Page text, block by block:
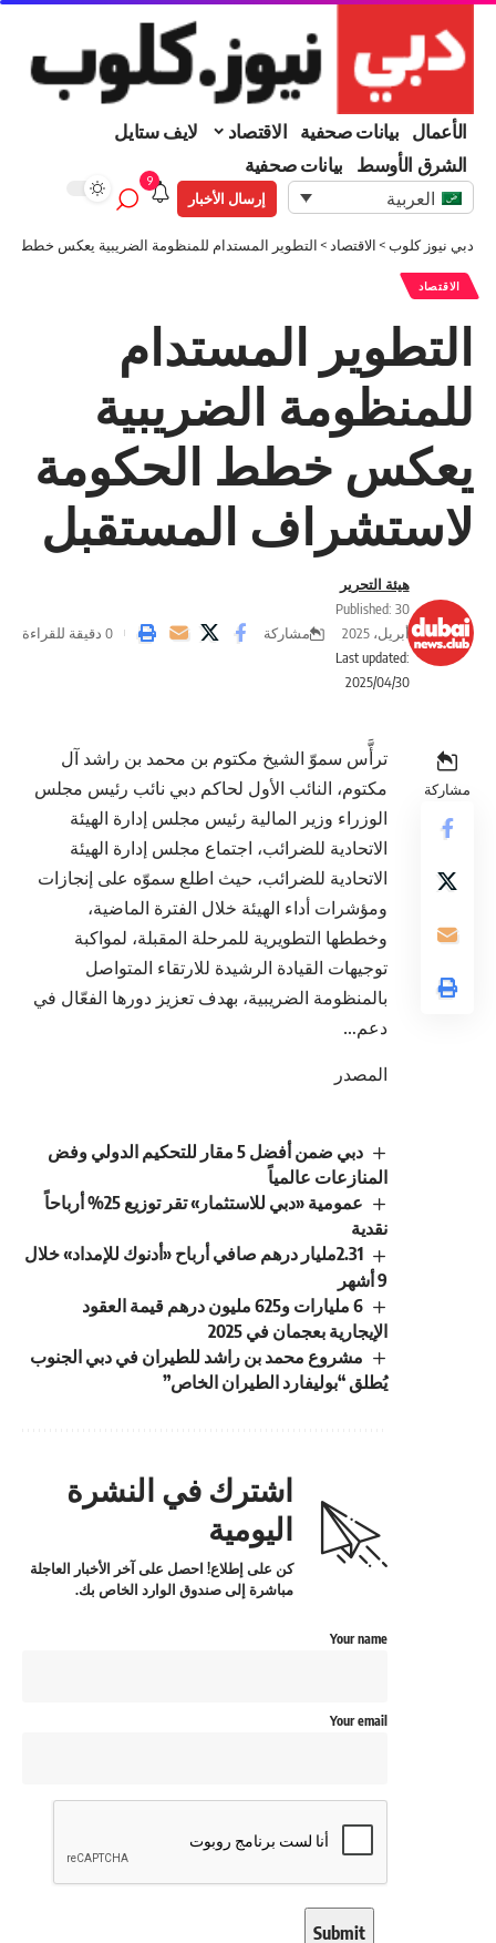
الأعمال بيانات صحفية الاقتصاد
لايف ستايل
الشرق الأوسط
بيانات صحفية
العربية إرسال الأخبار
9
دبي نيوز كلوب> الاقتصاد > التطوير المستدام للمنظومة الضريبية يعكس خطط
الاقتصاد
التطوير المستدام
للمنظومة الضريبية
يعكس خطط الحكومة
لاستشراف المستقبل
Last updated:
2025/04/30
هيئة التحرير
Published: 30
أبريل، 2025
مشاركة 0 دقيقة للقراءة
مشاركة
ترأَّس سموّ الشيخ مكتوم بن محمد بن راشد آل
مكتوم، النائب الأول لحاكم دبي نائب رئيس مجلس
الوزراء وزير المالية رئيس مجلس إدارة الهيئة
الاتحادية للضرائب، اجتماع مجلس إدارة الهيئة
الاتحادية للضرائب، حيث اطلع سموّه على إنجازات
ومؤشرات أداء الهيئة خلال الفترة الماضية،
وخططها التطويرية للمرحلة المقبلة، لمواكبة
توجيهات القيادة الرشيدة للارتقاء المتواصل
بالمنظومة الضريبية، بهدف تعزيز دورها الفعّال في
دعم…
المصدر
دبي ضمن أفضل 5 مقار للتحكيم الدولي وفض
المنازعات عالمياً
عمومية «دبي للاستثمار» تقر توزيع 25% أرباحاً
نقدية
2.31مليار درهم صافي أرباح «أدنوك للإمداد» خلال
9 أشهر
6 مليارات و625 مليون درهم قيمة العقود
الإيجارية بعجمان في 2025
مشروع محمد بن راشد للطيران في دبي الجنوب
يُطلق “بوليفارد الطيران الخاص”
اشترك في النشرة
اليومية
كن على إطلاع! احصل على آخر الأخبار العاجلة
مباشرة إلى صندوق الوارد الخاص بك.
Your name
Your email